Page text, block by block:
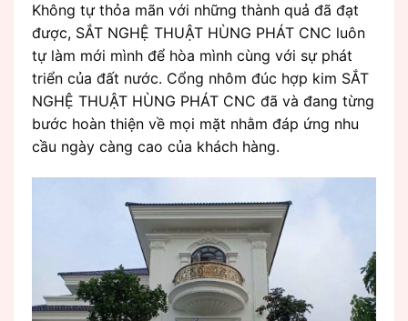
Không tự thỏa mãn với những thành quả đã đạt
được, SẮT NGHỆ THUẬT HÙNG PHÁT CNC luôn
tự làm mới mình để hòa mình cùng với sự phát
triển của đất nước. Cổng nhôm đúc hợp kim SẮT
NGHỆ THUẬT HÙNG PHÁT CNC đã và đang từng
bước hoàn thiện về mọi mặt nhằm đáp ứng nhu
cầu ngày càng cao của khách hàng.